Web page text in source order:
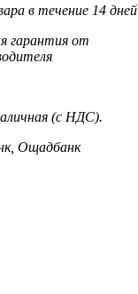
в течение 14 дней
гарантия от
(с НДС).
Ощадбанк